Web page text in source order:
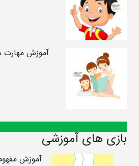
آموزش مهارت
بازی های آموزشی
آموزش